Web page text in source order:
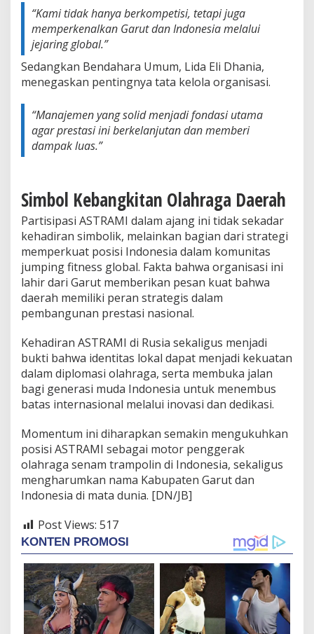
“Kami tidak hanya berkompetisi, tetapi juga
memperkenalkan Garut dan Indonesia melalui
jejaring global.”
Sedangkan Bendahara Umum, Lida Eli Dhania,
menegaskan pentingnya tata kelola organisasi.
“Manajemen yang solid menjadi fondasi utama
agar prestasi ini berkelanjutan dan memberi
dampak luas.”
Simbol Kebangkitan Olahraga Daerah
Partisipasi ASTRAMI dalam ajang ini tidak sekadar
kehadiran simbolik, melainkan bagian dari strategi
memperkuat posisi Indonesia dalam komunitas
jumping fitness global. Fakta bahwa organisasi ini
lahir dari Garut memberikan pesan kuat bahwa
daerah memiliki peran strategis dalam
pembangunan prestasi nasional.
Kehadiran ASTRAMI di Rusia sekaligus menjadi
bukti bahwa identitas lokal dapat menjadi kekuatan
dalam diplomasi olahraga, serta membuka jalan
bagi generasi muda Indonesia untuk menembus
batas internasional melalui inovasi dan dedikasi.
Momentum ini diharapkan semakin mengukuhkan
posisi ASTRAMI sebagai motor penggerak
olahraga senam trampolin di Indonesia, sekaligus
mengharumkan nama Kabupaten Garut dan
Indonesia di mata dunia. [DN/JB]
Post Views: 517